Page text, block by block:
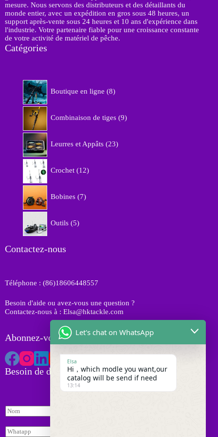
mesure. Nous servons des distributeurs et des détaillants du
monde entier, avec un expédition en gros sous 48 heures, un
support après-vente sous 24 heures et 10 ans d'expérience dans
l'industrie. Votre partenaire fiable pour une croissance constante
de votre activité de matériel de pêche.
Catégories
Boutique en ligne 8p
o
i
Combinaison de tiges 9p
Leurres et Appâts 233
Crochet 122
r
Bobines 7p
Outils 5p
t
Contactez-nous
Téléphone : (86)18606448557
Besoin d'aide ou avez-vous une question ?
Contactez-nous à : Elsa@hktackle.com
Abonnez-vous à HK Tackle
Besoin de devis
N
o
m
*
W
Let's chat on WhatsApp
Elsa
Hi，which modle you want,our
catalog will be send if need
13:14